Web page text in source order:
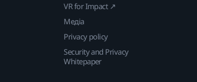
VR for Impact ↗
Медіа
Privacy policy
Security and Privacy
Whitepaper